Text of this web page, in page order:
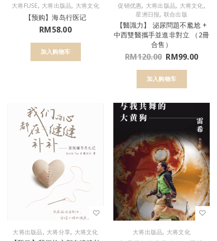
大将FUSE, 大将出版品, 大将文化
【预购】海岛行医记
RM58.00
加入购物车
促销优惠, 大将出版品, 大将文化,
星洲日报, 联合出版
【醫識力】 泌尿問題不尷尬 +
中西雙醫攜手並進非對立 （2冊
合售）
RM120.00 RM99.00
加入购物车
大将出版品, 大将分享, 大将文化 大将出版品, 大将文化